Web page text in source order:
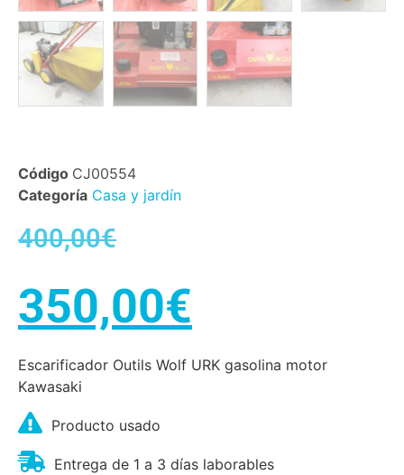
Código CJ00554
Categoría Casa y jardín
400,00€
350,00€
Escarificador Outils Wolf URK gasolina motor
Kawasaki
Producto usado
Entrega de 1 a 3 días laborables